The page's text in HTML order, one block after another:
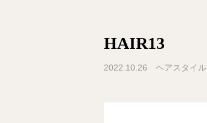
HAIR13
2022.10.26 ヘアスタイル